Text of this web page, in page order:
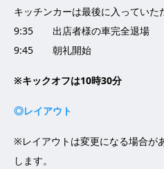
キッチンカーは最後に入っていた
9:35 出店者様の車完全退場
9:45 朝礼開始
※キックオフは10時30分
◎レイアウト
※レイアウトは変更になる場合が
します。